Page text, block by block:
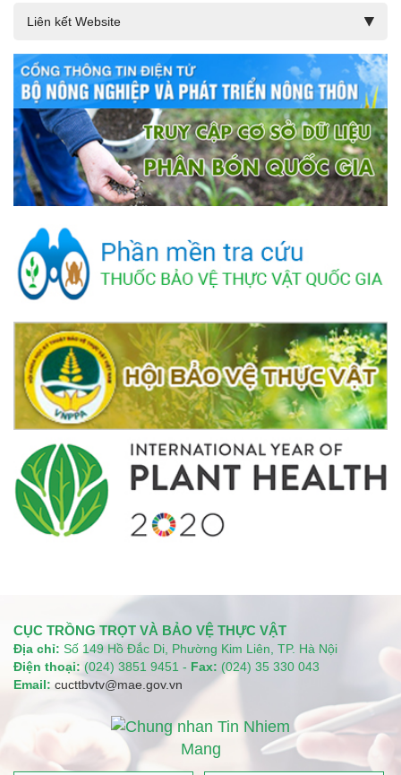
CỤC TRỒNG TRỌT VÀ BẢO VỆ THỰC VẬT
Địa chỉ: Số 149 Hồ Đắc Di, Phường Kim Liên, TP. Hà Nội
Điện thoại: (024) 3851 9451 - Fax: (024) 35 330 043
Email: cucttbvtv@mae.gov.vn